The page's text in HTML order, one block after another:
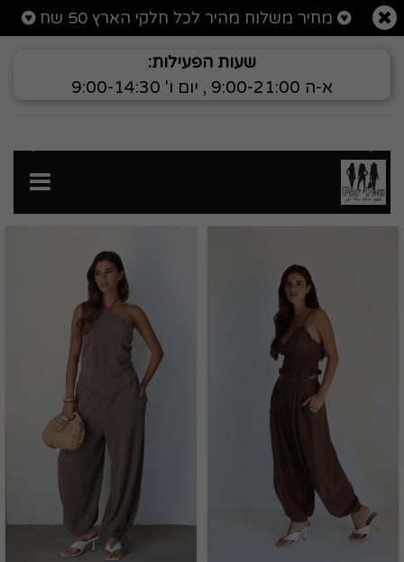
For you פור יומחיר משלוח מהיר לכל חלקי הארץ 50 שח
שעות הפעילות:
א-ה 9:00-21:00 , יום ו' 9:00-14:30
הקודם הבא